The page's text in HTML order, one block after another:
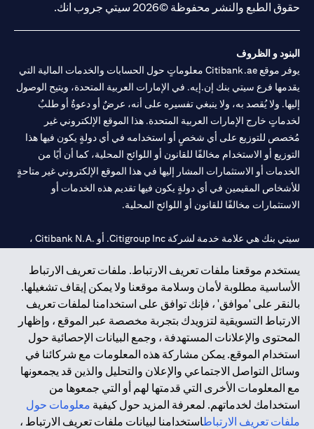
يستخدم موقعنا ملفات تعريف الارتباط. ملفات تعريف الارتباط
الأساسية مطلوبة لأمان وسلامة موقعنا ولا يمكن إيقاف تشغيلها.
بالنقر على 'موافق' ، فإنك توافق على استخدامنا لملفات تعريف
الارتباط التسويقية لتزويدك بتجربة مخصصة عبر الموقع ، وإظهار
المحتوى والإعلانات المستهدفة ، وجمع البيانات الإحصائية حول
استخدام الموقع. يمكن مشاركة هذه المعلومات مع شركائنا في
وسائل التواصل الاجتماعي والإعلان والتحليل والذين قد يجمعونها
مع المعلومات الأخرى التي قدمتها لهم أو التي جمعوها من
استخدامك لخدماتهم. لمعرفة المزيد حول كيفية معلومات حول
ملفات تعريف الارتباطاستخدامنا لبيانات ملفات تعريف الارتباط ،
حقوق الطبع والنشر محفوظة ©2026 سيتي جروب انك.
البنود و الظروف
يوفر موقع Citibank.ae معلوماتٍ حول الحسابات والخدمات المالية التي
يقدمها فرع سيتي بنك إن.إيه. في الإمارات العربية المتحدة، ويتيح الوصول
إليها. ولا يُقصد به، ولا ينبغي تفسيره على أنه، عرضٌ أو دعوةٌ أو طلبٌ
لخدماتٍ خارج الإمارات العربية المتحدة. هذا الموقع الإلكتروني غير
مُخصص للتوزيع على أي شخصٍ أو استخدامه في أي دولةٍ يكون فيها هذا
التوزيع أو الاستخدام مخالفًا للقانون أو اللوائح المحلية، كما أن أيًا من
الخدمات أو الاستثمارات المشار إليها في هذا الموقع الإلكتروني غير متاحةٍ
للأشخاص المقيمين في أي دولةٍ يكون فيها تقديم هذه الخدمات أو
الاستثمارات مخالفًا للقانون أو اللوائح المحلية.
سيتي بنك هي علامة خدمة لشركة Citigroup Inc. أو .Citibank N.A ،
سيتي بنك إن. إيه. الإمارات مسجل لدى مصرف الإمارات المركزي تحت
أرقام التراخيص 202563 لفرع الوصل في دبي، 531989 لفرع مول
الإمارات في دبي، وCN-1002019لفرع أبوظبي. هاتف: 4000 311 04.
فرع سيتي بنك إن إيه - الإمارات العربية المتحدة مرخص من مصرف
الإمارات العربية المتحدة المركزي كفرع لبنك أجنبي.
سيتي بنك إن إيه الإمارات العربية المتحدة مرخص من هيئة الأوراق المالية
والسلع في الإمارات العربية المتحدة ("SCA") للقيام بالنشاط المالي لـ أ)
الاستشارات المالية والتعريف والترويج بموجب ترخيص رقم
20200000097 ب) وسيط تداول في الأسواق الدولية بموجب ترخيص